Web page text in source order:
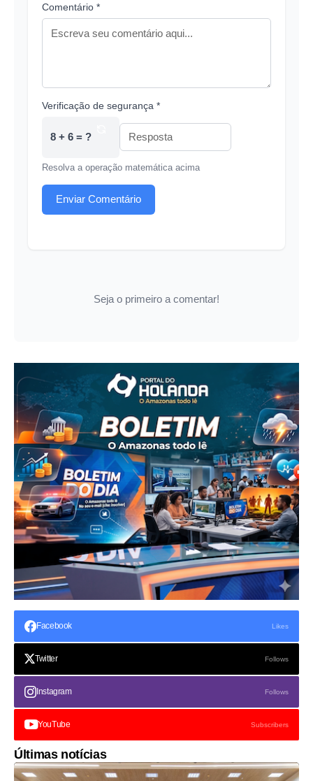
Comentário *
Verificação de segurança *
8 + 6 = ?
Resolva a operação matemática acima
Enviar Comentário
Seja o primeiro a comentar!
Facebook Likes
Twitter Follows
Instagram Follows
YouTube Subscribers
Últimas notícias